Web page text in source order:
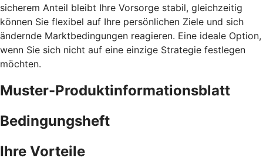
sicherem Anteil bleibt Ihre Vorsorge stabil, gleichzeitig
können Sie flexibel auf Ihre persönlichen Ziele und sich
ändernde Marktbedingungen reagieren. Eine ideale Option,
wenn Sie sich nicht auf eine einzige Strategie festlegen
möchten.
Muster-Produktinformationsblatt
Bedingungsheft
Ihre Vorteile